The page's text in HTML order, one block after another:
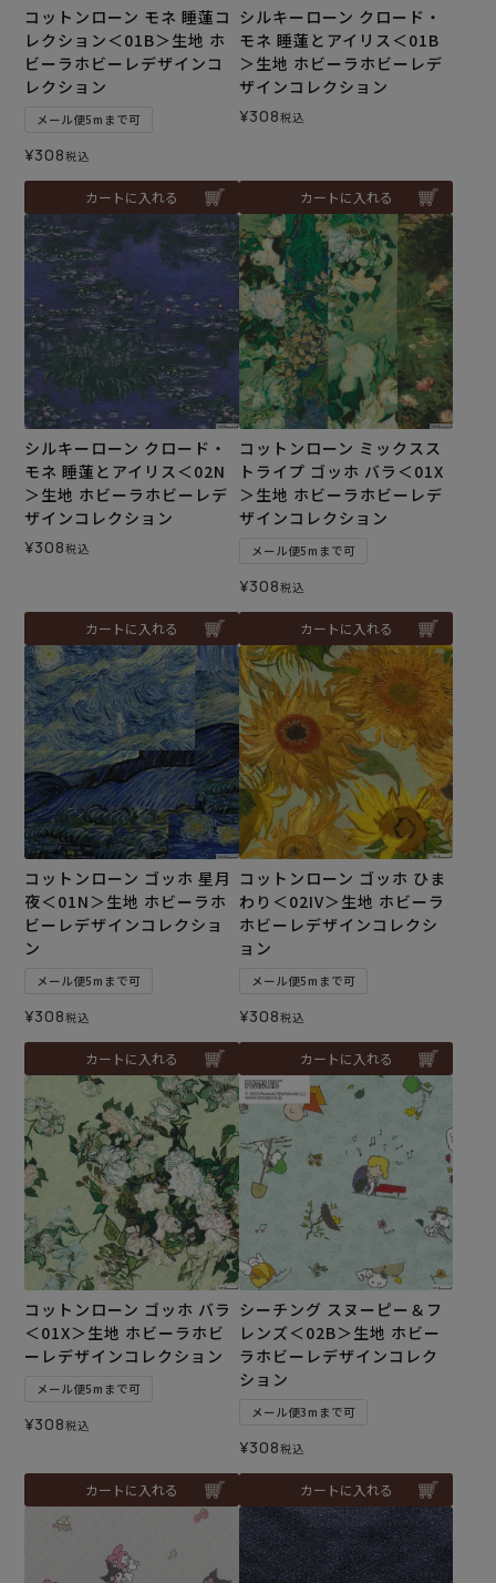
コットンローン モネ 睡蓮コ
レクション＜01B＞生地 ホ
ビーラホビーレデザインコ
レクション
メール便5mまで可
¥308税込
カートに入れる
シルキーローン クロード・
モネ 睡蓮とアイリス＜01B
＞生地 ホビーラホビーレデ
ザインコレクション
¥308税込
カートに入れる
シルキーローン クロード・
モネ 睡蓮とアイリス＜02N
＞生地 ホビーラホビーレデ
ザインコレクション
¥308税込
カートに入れる
コットンローン ミックスス
トライプ ゴッホ バラ＜01X
＞生地 ホビーラホビーレデ
ザインコレクション
メール便5mまで可
¥308税込
カートに入れる
コットンローン ゴッホ 星月
夜＜01N＞生地 ホビーラホ
ビーレデザインコレクショ
ン
メール便5mまで可
¥308税込
カートに入れる
コットンローン ゴッホ ひま
わり＜02IV＞生地 ホビーラ
ホビーレデザインコレクシ
ョン
メール便5mまで可
¥308税込
カートに入れる
コットンローン ゴッホ バラ
＜01X＞生地 ホビーラホビ
ーレデザインコレクション
メール便5mまで可
¥308税込
カートに入れる
シーチング スヌーピー＆フ
レンズ＜02B＞生地 ホビー
ラホビーレデザインコレク
ション
メール便3mまで可
¥308税込
カートに入れる